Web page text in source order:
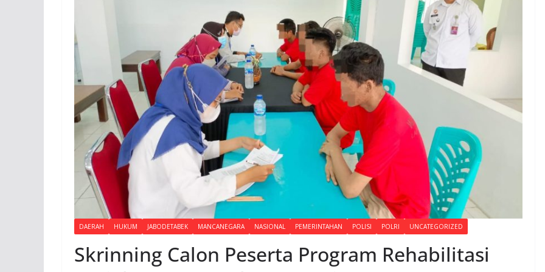
DAERAH HUKUM JABODETABEK MANCANEGARA NASIONAL PEMERINTAHAN POLISI POLRI UNCATEGORIZED
Skrinning Calon Peserta Program Rehabilitasi